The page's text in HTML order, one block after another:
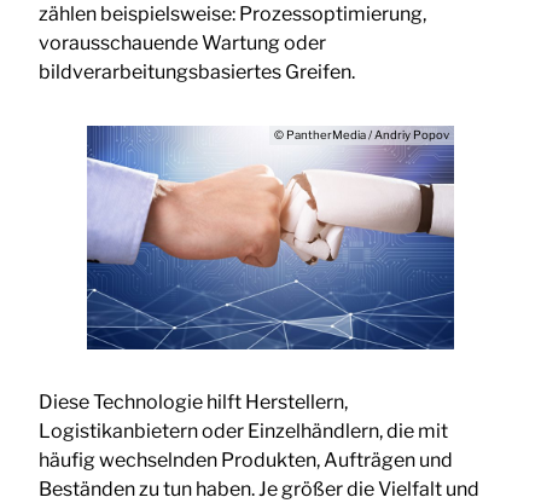
zählen beispielsweise: Prozessoptimierung,
vorausschauende Wartung oder
bildverarbeitungsbasiertes Greifen.
© PantherMedia / Andriy Popov
Diese Technologie hilft Herstellern,
Logistikanbietern oder Einzelhändlern, die mit
häufig wechselnden Produkten, Aufträgen und
Beständen zu tun haben. Je größer die Vielfalt und